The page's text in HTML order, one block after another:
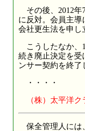
その後、2012年
に反対。会員主導
会社更生法を申し
こうしたなか、
続き廃止決定を受
ンサー契約を終了
・・・・
（株）太平洋ク
保全管理人には